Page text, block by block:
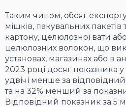
Таким чином, обсяг
мішків, пакувальних пакетів
картону, целюлозної вати
целюлозних волокон, що
установах, магазинах або в
2023 році досяг показника
удвічі менше за
та на 32% менший за
Відповідний показник за 5